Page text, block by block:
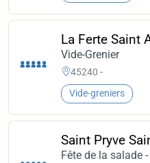
La Ferte Saint
Vide-Grenier
45240 -
Vide-greniers
Saint Pryve
Fête de la salade